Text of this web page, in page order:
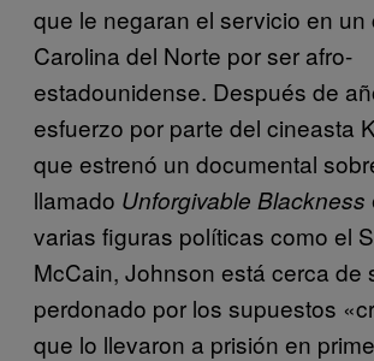
que le negaran el servicio en un
Carolina del Norte por ser afro-
estadounidense. Después de
esfuerzo por parte del cineasta
que estrenó un documental
llamado Unforgivable Blackness
varias figuras políticas como el
McCain, Johnson está cerca de
perdonado por los supuestos
que lo llevaron a prisión en